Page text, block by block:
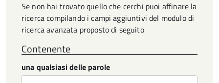
Se non hai trovato quello che cerchi puoi affinare la
ricerca compilando i campi aggiuntivi del modulo di
ricerca avanzata proposto di seguito
Contenente
una qualsiasi delle parole